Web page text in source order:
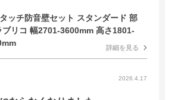
ッチ防音壁セット スタンダード 部
ブリコ 幅2701-3600mm 高さ1801-
詳細を見る
2026.4.17